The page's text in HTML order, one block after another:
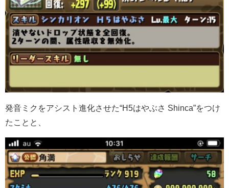
発音ミクをアシスト進化させた“H5はやぶさ Shinca”をつけ
たことと、